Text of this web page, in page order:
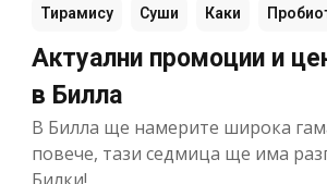
Тирамису Суши Каки
Актуални промоции и
в Билла
В Билла ще намерите широка
повече, тази седмица ще има